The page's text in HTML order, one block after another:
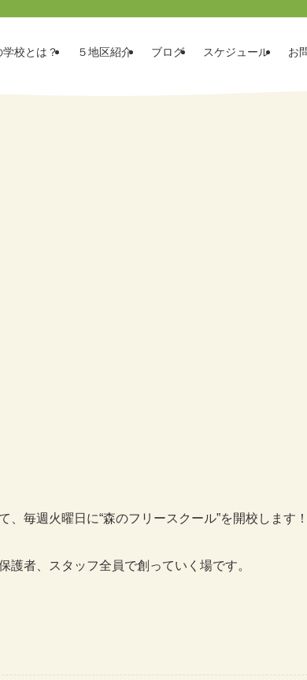
学校とは？ ５地区紹介 ブログ スケジュール お
毎週火曜日に“森のフリースクール”を開校します！
者、スタッフ全員で創っていく場です。